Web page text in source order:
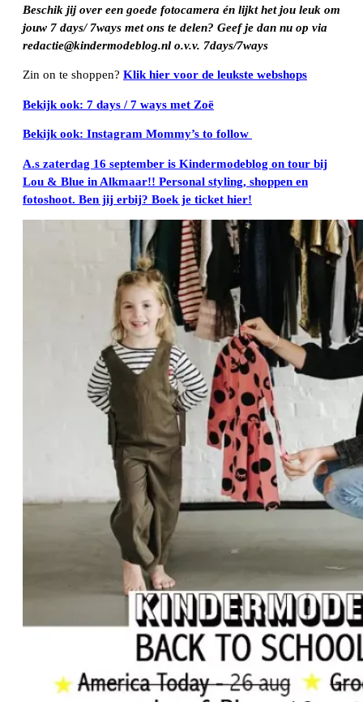
Beschik jij over een goede fotocamera én lijkt het jou leuk om
jouw 7 days/ 7ways met ons te delen? Geef je dan nu op via
redactie@kindermodeblog.nl o.v.v. 7days/7ways
Zin on te shoppen? Klik hier voor de leukste webshops
Bekijk ook: 7 days / 7 ways met Zoë
Bekijk ook: Instagram Mommy’s to follow
A.s zaterdag 16 september is Kindermodeblog on tour bij
Lou & Blue in Alkmaar!! Personal styling, shoppen en
fotoshoot. Ben jij erbij? Boek je ticket hier!